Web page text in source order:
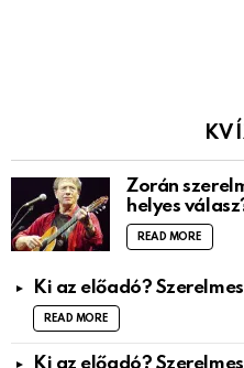
Zorán
helyes
READ MORE
Ki az előadó?
READ MORE
Ki az előadó?